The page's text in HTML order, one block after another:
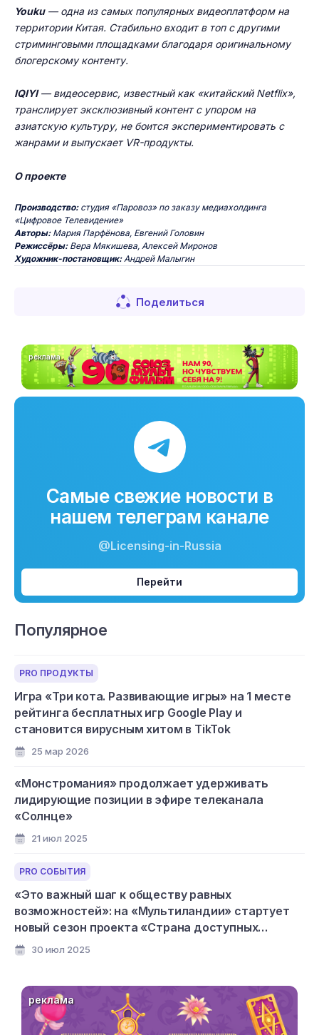
Youku— одна из самых популярных видеоплатформ на
территории Китая. Стабильно входит в топ с другими
стриминговыми площадками благодаря оригинальному
блогерскому контенту.
IQIYI— видеосервис, известный как «китайский Netflix»,
транслирует эксклюзивный контент с упором на
азиатскую культуру, не боится экспериментировать с
жанрами и выпускает VR-продукты.
О проекте
Производство:студия «Паровоз» по заказу медиахолдинга
«Цифровое Телевидение»
Авторы:Мария Парфёнова, Евгений Головин
Режиссёры:Вера Мякишева, Алексей Миронов
Художник-постановщик:Андрей Малыгин
Поделиться
реклама
Самые свежие новости в
нашем телеграм канале
@Licensing-in-Russia
Перейти
Популярное
PRO ПРОДУКТЫ
Игра «Три кота. Развивающие игры» на 1 месте
рейтинга бесплатных игр Google Play и
становится вирусным хитом в TikTok
25 мар 2026
«Монстромания» продолжает удерживать
лидирующие позиции в эфире телеканала
«Солнце»
21 июл 2025
PRO СОБЫТИЯ
«Это важный шаг к обществу равных
возможностей»: на «Мультиландии» стартует
новый сезон проекта «Страна доступных
мультфильмов»
30 июл 2025
реклама